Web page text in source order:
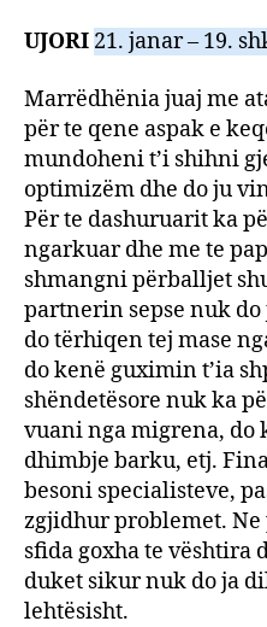
UJORI 21. janar – 19.
Marrëdhënia juaj me
për te qene aspak e
mundoheni t’i shihni
optimizëm dhe do ju
Për te dashuruarit ka
ngarkuar dhe me te
shmangni përballjet
partnerin sepse nuk
do tërhiqen tej mase
do kenë guximin t’ia
shëndetësore nuk ka
vuani nga migrena, do
dhimbje barku, etj.
besoni specialisteve,
zgjidhur problemet.
sfida goxha te vështira
duket sikur nuk do ja
lehtësisht.